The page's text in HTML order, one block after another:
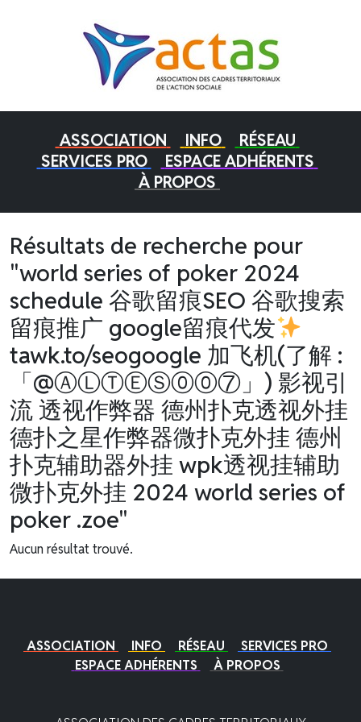
ASSOCIATION INFO
RÉSEAU
SERVICES PRO
ESPACE ADHÉRENTS
À PROPOS
Résultats de recherche pour
"world series of poker 2024
schedule 谷歌留痕SEO 谷歌搜索
留痕推广 google留痕代发
tawk.to/seogoogle 加飞机(了解 :
「@ⒶⓁⓉⒺⓈ⓪⓪⑦」) 影视引
流 透视作弊器 德州扑克透视外挂
德扑之星作弊器微扑克外挂 德州
扑克辅助器外挂 wpk透视挂辅助
微扑克外挂 2024 world series of
poker .zoe"
Aucun résultat trouvé.
ASSOCIATION INFO RÉSEAU
SERVICES PRO
ESPACE ADHÉRENTS
À PROPOS